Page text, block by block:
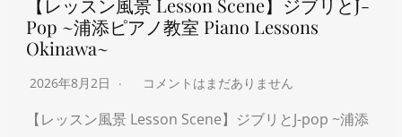
Pop ~浦添ピアノ教室 Piano Lessons
Okinawa~
2026年8月2日 コメントはまだありません
【レッスン風景 Lesson Scene】ジブリとJ-pop ~浦添